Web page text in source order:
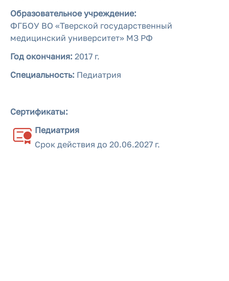
Образовательное учреждение:
ФГБОУ ВО «Тверской государственный
медицинский университет» МЗ РФ
Год окончания: 2017 г.
Специальность: Педиатрия
Сертификаты:
Педиатрия
Срок действия до 20.06.2027 г.